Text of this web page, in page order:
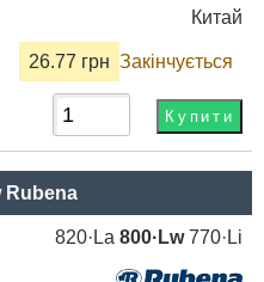
Китай
26.77 грн Закінчується
Rubena
820·La800·Lw770·Li